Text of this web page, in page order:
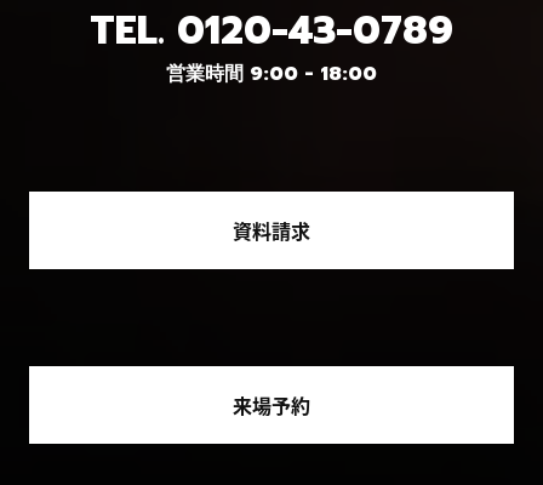
TEL. 0120-43-0789
営業時間 9:00 - 18:00
資料請求
来場予約